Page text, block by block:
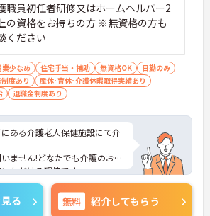
職員初任者研修又はホームヘルパー2
の資格をお持ちの方 ※無資格の方も
ください
業少なめ 住宅手当・補助 無資格OK
日勤のみ
度あり
産休･育休･介護休暇取得実績あり
退職金制度あり
ある介護老人保健施設にて介
ません!どなたでも介護のお仕
ただける環境です。
接対策ポイントなど、さらに
すのでお気軽にご相談くださ
る 無料 紹介してもらう